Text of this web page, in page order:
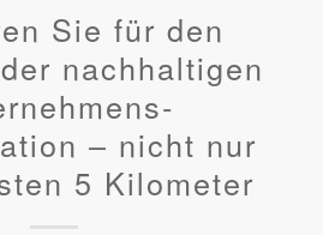
Sie für den
nachhaltigen
– nicht nur
5 Kilometer